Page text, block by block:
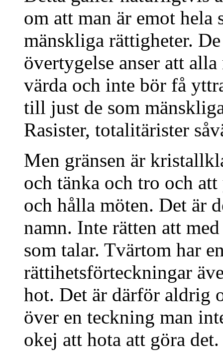
om att man är emot hela
mänskliga rättigheter.
övertygelse anser att
värda och inte bör få
till just de som
Rasister, totalitärister
Men gränsen är
och tänka och tro och
och hålla möten. Det är
namn. Inte rätten att
som talar. Tvärtom har
rättihetsförteckningar
hot. Det är därför aldrig
över en teckning man
okej att hota att göra det.